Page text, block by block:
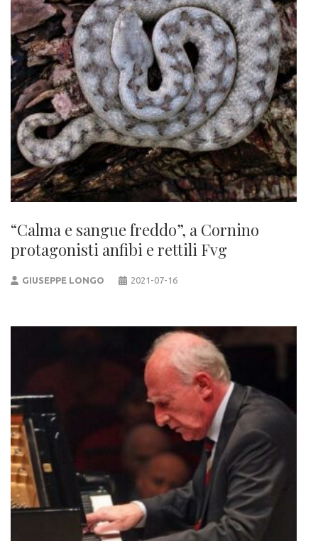
“Calma e sangue freddo”, a Cornino
protagonisti anfibi e rettili Fvg
GIUSEPPE LONGO 2021-07-16